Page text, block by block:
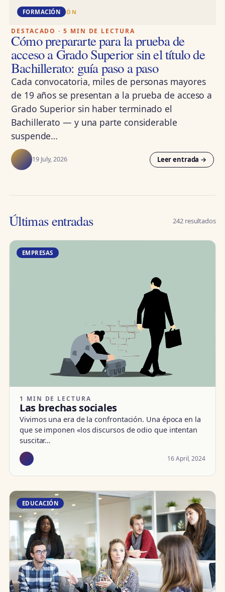
DD · FORMACIÓN
FORMACIÓN
DESTACADO · 5 MIN DE LECTURA
Cómo prepararte para la prueba de
acceso a Grado Superior sin el título de
Bachillerato: guía paso a paso
Cada convocatoria, miles de personas mayores
de 19 años se presentan a la prueba de acceso a
Grado Superior sin haber terminado el
Bachillerato — y una parte considerable
suspende…
19 July, 2026 Leer entrada →
Últimas entradas 242 resultados
EMPRESAS
1 MIN DE LECTURA
Las brechas sociales
Vivimos una era de la confrontación. Una época en la
que se imponen «los discursos de odio que intentan
suscitar…
16 April, 2024
EDUCACIÓN